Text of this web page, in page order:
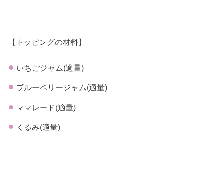
【トッピングの材料】
いちごジャム(適量)
ブルーベリージャム(適量)
ママレード(適量)
くるみ(適量)